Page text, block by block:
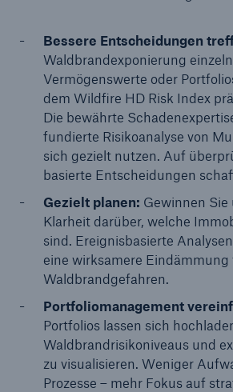
Bessere Entscheidungen
Waldbrandexponierung
Vermögenswerte oder
dem Wildfire HD Risk Index
Die bewährte
fundierte Risikoanalyse von
sich gezielt nutzen. Auf
basierte Entscheidungen
Gezielt planen: Gewinnen Sie
Klarheit darüber, welche
sind. Ereignisbasierte
eine wirksamere Eindämmung
Waldbrandgefahren.
Portfoliomanagement
Portfolios lassen sich
Waldbrandrisikoniveaus und
zu visualisieren. Weniger
Prozesse – mehr Fokus auf